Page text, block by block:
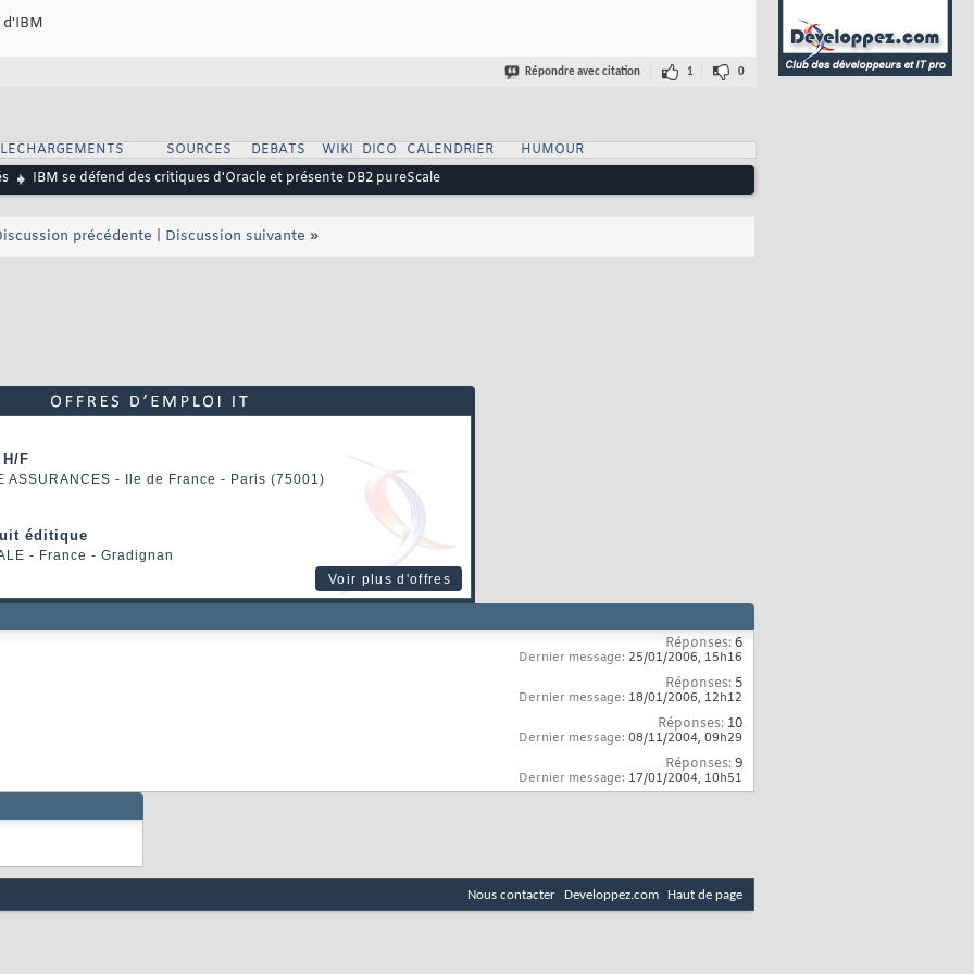
Répondre avec citation 1 0
SOURCES DEBATS WIKI DICO CALENDRIER
HUMOUR
IBM se défend des critiques d'Oracle et présente DB2 pureScale
précédente Discussion suivante »
F
ASSURANCES - Ile de France - Paris (75001)
éditique
- France - Gradignan
Voir plus d'offres
Réponses:6
Dernier message: 25/01/2006, 15h16
Réponses: 5
Dernier message: 18/01/2006, 12h12
Réponses: 10
Dernier message: 08/11/2004, 09h29
Réponses:9
Dernier message: 17/01/2004, 10h51
Nous contacter Developpez.com Haut de page